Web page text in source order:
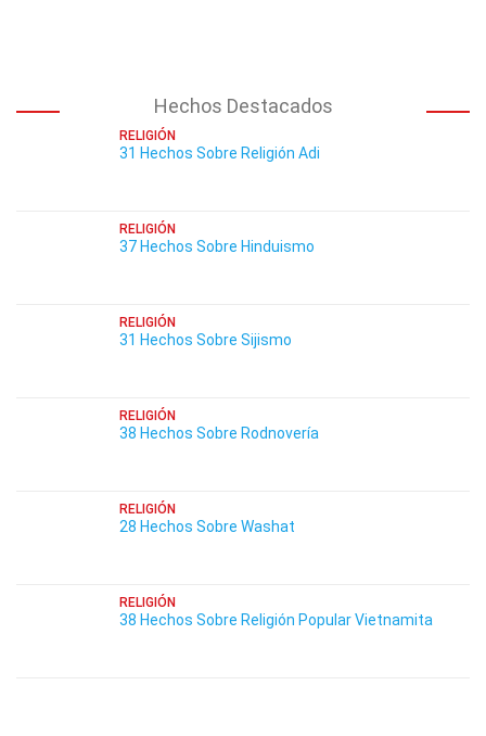
Hechos Destacados
RELIGIÓN
31 Hechos Sobre Religión Adi
RELIGIÓN
37 Hechos Sobre Hinduismo
RELIGIÓN
31 Hechos Sobre Sijismo
RELIGIÓN
38 Hechos Sobre Rodnovería
RELIGIÓN
28 Hechos Sobre Washat
RELIGIÓN
38 Hechos Sobre Religión Popular Vietnamita